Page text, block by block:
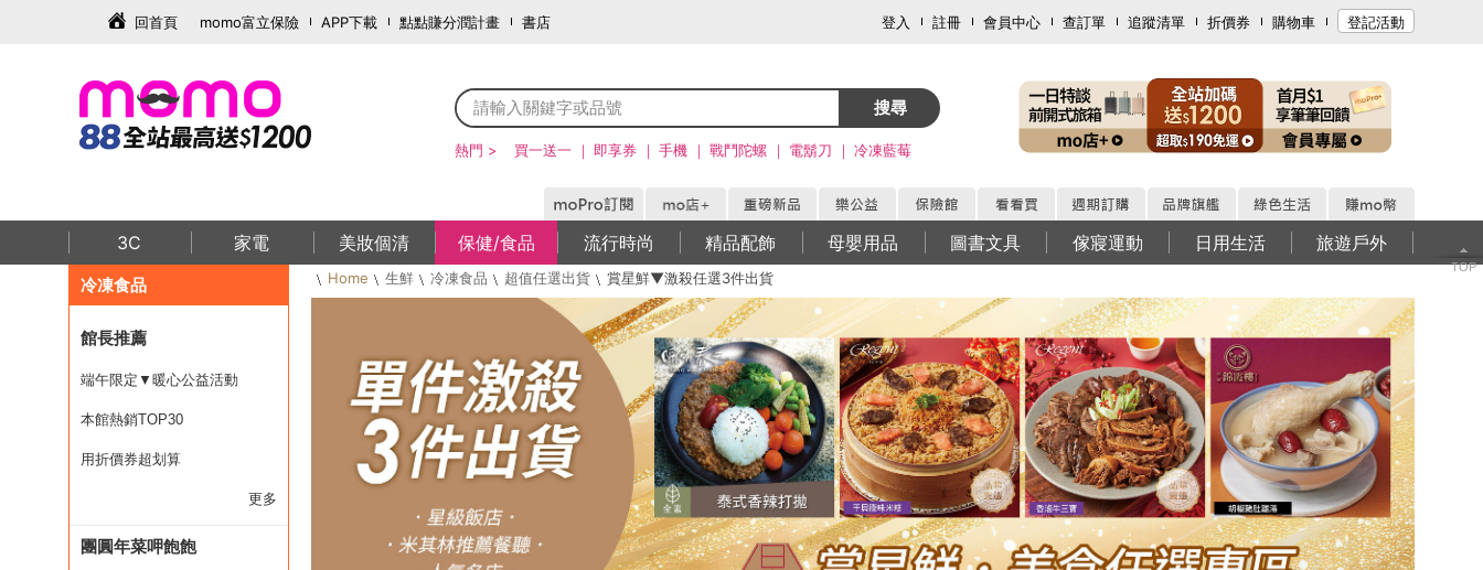
回首頁 momo富立保險 APP下載 點點賺分潤計畫 書店 登入 註冊 會員中心 查訂單 追蹤清單 折價券 購物車 登記活動
搜尋
熱門 > 買一送一 即享券 手機 戰鬥陀螺 電鬍刀 冷凍藍莓
3C 家電 美妝個清 保健/食品 流行時尚 精品配飾 母嬰用品 圖書文具 傢寢運動 日用生活 旅遊戶外
冷凍食品
館長推薦
端午限定▼暖心公益活動
本館熱銷TOP30
用折價券超划算
更多
團圓年菜呷飽飽
Home 生鮮 冷凍食品 超值任選出貨 賞星鮮▼激殺任選3件出貨
TOP